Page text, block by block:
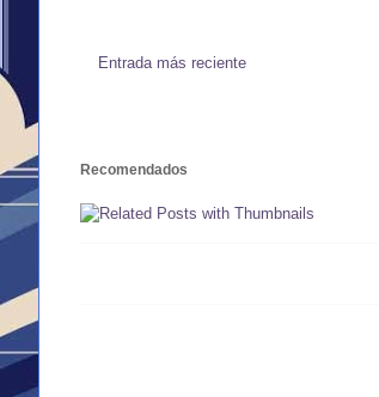
Entrada más reciente
Recomendados